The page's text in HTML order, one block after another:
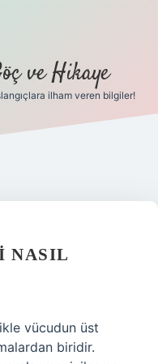
ve Hikaye
ilham veren bilgiler!
NASIL
vücudun üst
biridir.